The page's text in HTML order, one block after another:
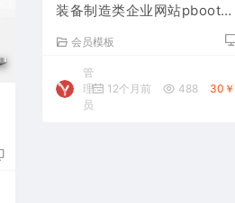
装备制造类企业网站pbootc
ms模板 大型矿山设备网站源
码下载
会员模板
管
理
员
12个月前 488 30￥